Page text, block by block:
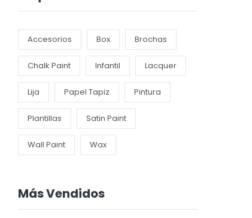
Accesorios Box Brochas
Chalk Paint Infantil Lacquer
Lija Papel Tapiz Pintura
Plantillas Satin Paint
Wall Paint Wax
Más Vendidos